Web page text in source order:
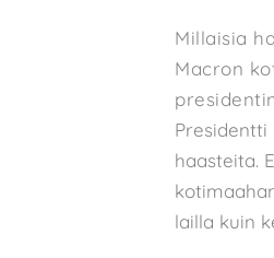
Millaisia
Macron
Presidentti
haasteita.
lailla kuin